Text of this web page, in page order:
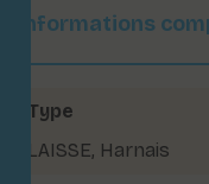
Informations
Type
LAISSE, Harnais